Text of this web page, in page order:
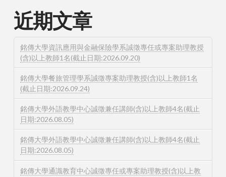
近期文章
銘傳大學資訊應用與金融保險學系誠徵專任或專案助理教授
(含)以上教師1名(截止日期:2026.09.20)
銘傳大學餐旅管理學系誠徵專案助理教授(含)以上教師1名
(截止日期:2026.09.24)
銘傳大學外語教學中心誠徵兼任講師(含)以上教師4名(截止
日期:2026.08.05)
銘傳大學外語教學中心誠徵兼任講師(含)以上教師4名(截止
日期:2026.08.05)
銘傳大學通識教育中心誠徵專任或專案助理教授(含)以上教